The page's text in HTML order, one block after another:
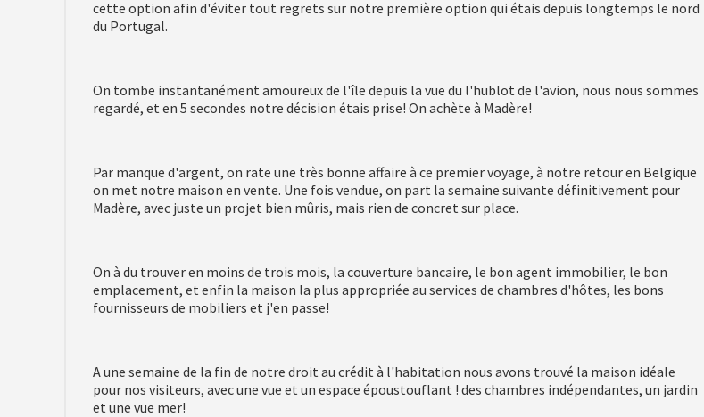
cette option afin d'éviter tout regrets sur notre première option qui étais depuis longtemps le nord
du Portugal.
On tombe instantanément amoureux de l'île depuis la vue du l'hublot de l'avion, nous nous sommes
regardé, et en 5 secondes notre décision étais prise! On achète à Madère!
Par manque d'argent, on rate une très bonne affaire à ce premier voyage, à notre retour en Belgique
on met notre maison en vente. Une fois vendue, on part la semaine suivante définitivement pour
Madère, avec juste un projet bien mûris, mais rien de concret sur place.
On à du trouver en moins de trois mois, la couverture bancaire, le bon agent immobilier, le bon
emplacement, et enfin la maison la plus appropriée au services de chambres d'hôtes, les bons
fournisseurs de mobiliers et j'en passe!
A une semaine de la fin de notre droit au crédit à l'habitation nous avons trouvé la maison idéale
pour nos visiteurs, avec une vue et un espace époustouflant ! des chambres indépendantes, un jardin
et une vue mer!